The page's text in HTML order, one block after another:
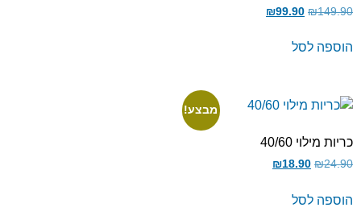
₪149.90
₪99.90
הוספה לסל
מבצע!
כריות מילוי 40/60
₪24.90
₪18.90
הוספה לסל